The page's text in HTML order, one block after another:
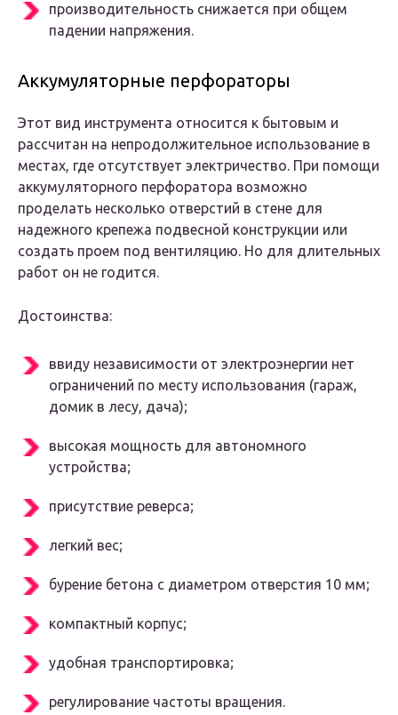
производительность снижается при общем
падении напряжения.
Аккумуляторные перфораторы
Этот вид инструмента относится к бытовым и
рассчитан на непродолжительное использование в
местах, где отсутствует электричество. При помощи
аккумуляторного перфоратора возможно
проделать несколько отверстий в стене для
надежного крепежа подвесной конструкции или
создать проем под вентиляцию. Но для длительных
работ он не годится.
Достоинства:
ввиду независимости от электроэнергии нет
ограничений по месту использования (гараж,
домик в лесу, дача);
высокая мощность для автономного
устройства;
присутствие реверса;
легкий вес;
бурение бетона с диаметром отверстия 10 мм;
компактный корпус;
удобная транспортировка;
регулирование частоты вращения.